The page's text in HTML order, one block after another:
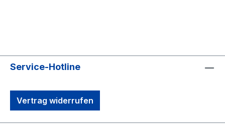
Service-Hotline
Vertrag widerrufen